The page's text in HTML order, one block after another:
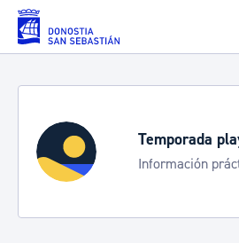
Saltar al contenido principal
Temporada
Información